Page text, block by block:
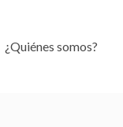
¿Quiénes somos?